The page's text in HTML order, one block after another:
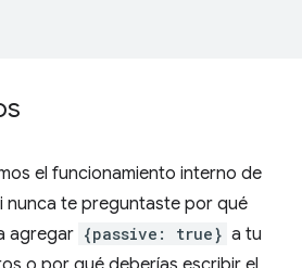
el funcionamiento interno de
nunca te preguntaste por qué
agregar {passive: true} a tu